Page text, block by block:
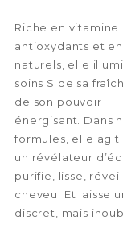
Riche en vitamine
antioxydants et
naturels, elle
soins S de sa
de son pouvoir
énergisant. Dans
formules, elle agit
un révélateur
purifie, lisse,
cheveu. Et laisse
discret, mais